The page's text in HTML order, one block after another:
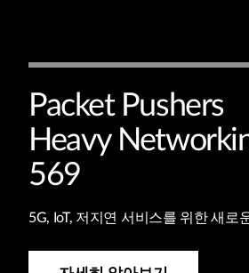
Packet Pushers
Heavy
569
5G, IoT, 저지연 서비스를 위한 새로